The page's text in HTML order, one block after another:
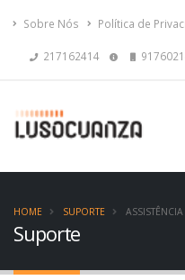
Sobre Nós Política de
217162414
Suporte
HOME SUPORTE